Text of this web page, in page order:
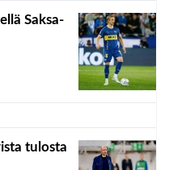
Saksa-
tulosta